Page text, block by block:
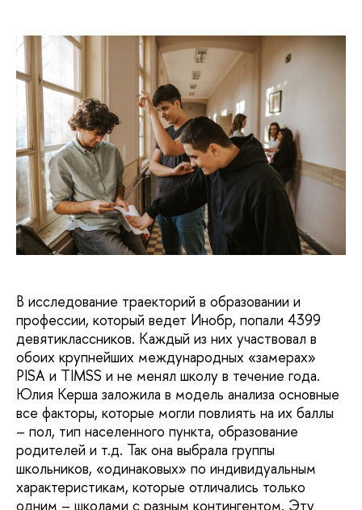
В исследование траекторий в образовании и
профессии, который ведет Инобр, попали 4399
девятиклассников. Каждый из них участвовал в
обоих крупнейших международных «замерах»
PISA и TIMSS и не менял школу в течение года.
Юлия Керша заложила в модель анализа основные
все факторы, которые могли повлиять на их баллы
– пол, тип населенного пункта, образование
родителей и т.д. Так она выбрала группы
школьников, «одинаковых» по индивидуальным
характеристикам, которые отличались только
одним – школами с разным контингентом. Эту